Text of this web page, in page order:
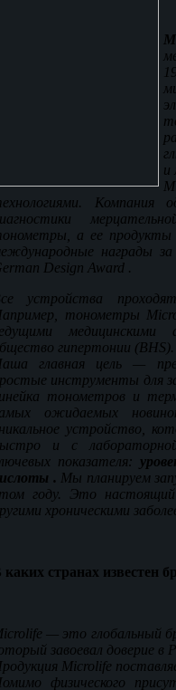
и
Компания
а ее продукты
награды
Design Award .
устройства
тонометры
медицинскими
гипертонии (BHS).
главная цель —
инструменты для
тонометров и
ожидаемых
устройство,
и с
показателя:
. Мы планируем
году. Это
хроническими
каких странах известен
— это глобальный
завоевал доверие в
Microlife
физического